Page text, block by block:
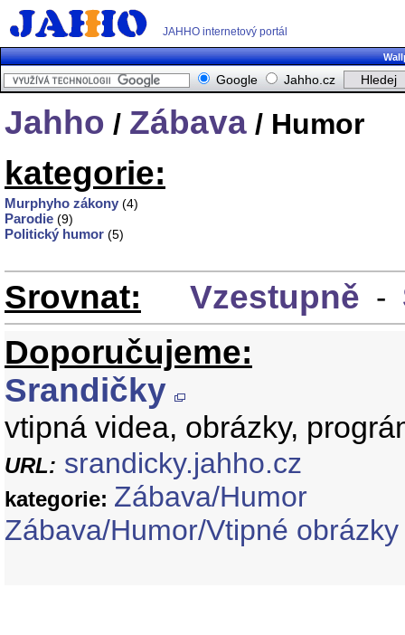
JAHHO internetový portál
Google Jahho.cz
Jahho / Zábava / Humor
kategorie:
Murphyho zákony (4)
Parodie (9)
Politický humor (5)
Srovnat: Vzestupně -
Doporučujeme:
Srandičky
vtipná videa, obrázky,
URL: srandicky.jahho.cz
kategorie: Zábava/Humor
Zábava/Humor/Vtipné obrázky